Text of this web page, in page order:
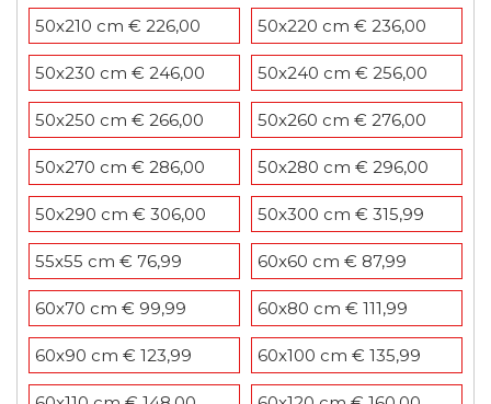
50x210 cm € 226,00 50x220 cm € 236,00
50x230 cm € 246,00 50x240 cm € 256,00
50x250 cm € 266,00 50x260 cm € 276,00
50x270 cm € 286,00 50x280 cm € 296,00
50x290 cm € 306,00 50x300 cm € 315,99
55x55 cm € 76,99 60x60 cm € 87,99
60x70 cm € 99,99 60x80 cm € 111,99
60x90 cm € 123,99 60x100 cm € 135,99